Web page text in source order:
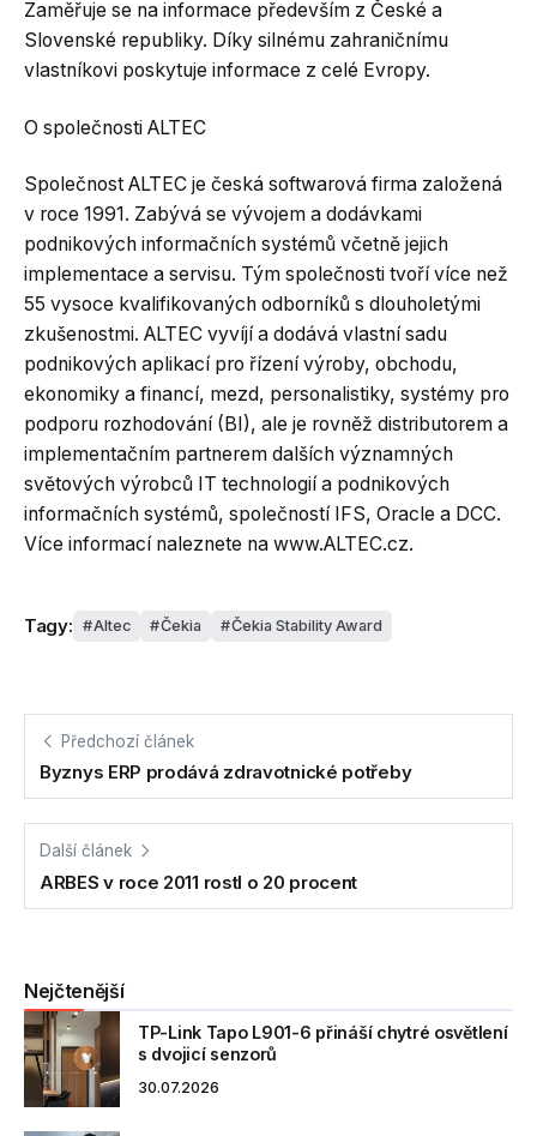
Zaměřuje se na informace především z České a
Slovenské republiky. Díky silnému zahraničnímu
vlastníkovi poskytuje informace z celé Evropy.
O společnosti ALTEC
Společnost ALTEC je česká softwarová firma založená
v roce 1991. Zabývá se vývojem a dodávkami
podnikových informačních systémů včetně jejich
implementace a servisu. Tým společnosti tvoří více než
55 vysoce kvalifikovaných odborníků s dlouholetými
zkušenostmi. ALTEC vyvíjí a dodává vlastní sadu
podnikových aplikací pro řízení výroby, obchodu,
ekonomiky a financí, mezd, personalistiky, systémy pro
podporu rozhodování (BI), ale je rovněž distributorem a
implementačním partnerem dalších významných
světových výrobců IT technologií a podnikových
informačních systémů, společností IFS, Oracle a DCC.
Více informací naleznete na www.ALTEC.cz.
Tagy: Altec Čekia Čekia Stability Award
Předchozí článek
Byznys ERP prodává zdravotnické potřeby
Další článek
ARBES v roce 2011 rostl o 20 procent
Nejčtenější
TP-Link Tapo L901-6 přináší chytré osvětlení
s dvojicí senzorů
30.07.2026